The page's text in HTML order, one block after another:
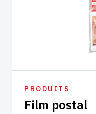
PRODUITS
Film postal